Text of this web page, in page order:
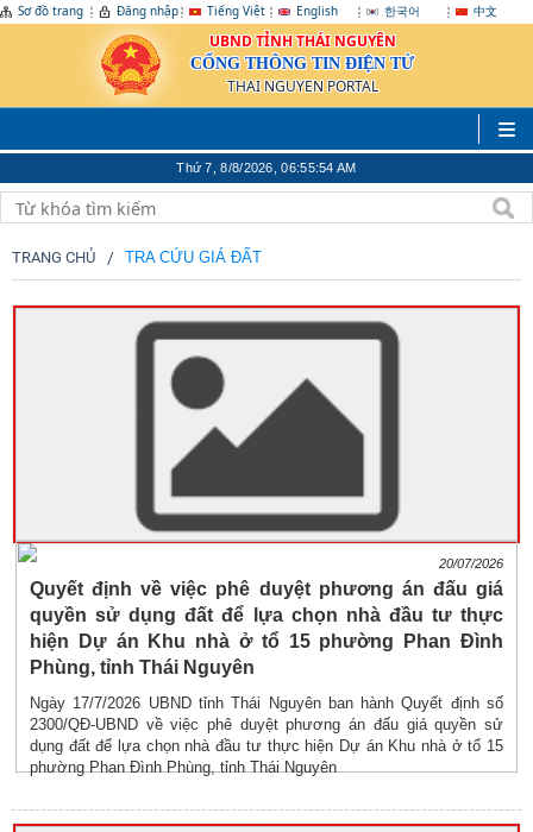
Sơ đồ trang Đăng nhập Tiếng Việt English 한국어 中文
UBND TỈNH THÁI NGUYÊN
CỔNG THÔNG TIN ĐIỆN TỬ
THAI NGUYEN PORTAL
Thứ 7, 8/8/2026, 06:55:55 AM
TRANG CHỦ TRA CỨU GIÁ ĐẤT
20/07/2026
Quyết định về việc phê duyệt phương án đấu giá
quyền sử dụng đất để lựa chọn nhà đầu tư thực
hiện Dự án Khu nhà ở tổ 15 phường Phan Đình
Phùng, tỉnh Thái Nguyên
Ngày 17/7/2026 UBND tỉnh Thái Nguyên ban hành Quyết định số
2300/QĐ-UBND về việc phê duyệt phương án đấu giá quyền sử
dụng đất để lựa chọn nhà đầu tư thực hiện Dự án Khu nhà ở tổ 15
phường Phan Đình Phùng, tỉnh Thái Nguyên